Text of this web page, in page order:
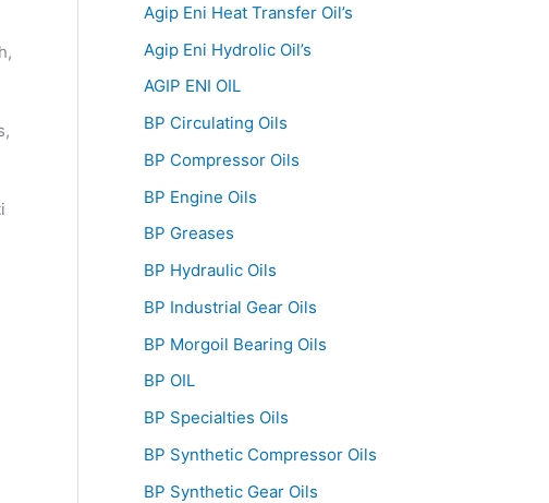
Agip Eni Heat Transfer Oil’s
Agip Eni Hydrolic Oil’s
AGIP ENI OIL
BP Circulating Oils
BP Compressor Oils
BP Engine Oils
BP Greases
BP Hydraulic Oils
BP Industrial Gear Oils
BP Morgoil Bearing Oils
BP OIL
BP Specialties Oils
BP Synthetic Compressor Oils
BP Synthetic Gear Oils